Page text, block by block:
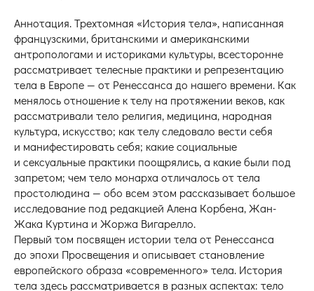
Аннотация. Трехтомная «История тела», написанная
французскими, британскими и американскими
антропологами и историками культуры, всесторонне
рассматривает телесные практики и репрезентацию
тела в Европе — от Ренессанса до нашего времени. Как
менялось отношение к телу на протяжении веков, как
рассматривали тело религия, медицина, народная
культура, искусство; как телу следовало вести себя
и манифестировать себя; какие социальные
и сексуальные практики поощрялись, а какие были под
запретом; чем тело монарха отличалось от тела
простолюдина — обо всем этом рассказывает большое
исследование под редакцией Алена Корбена, Жан-
Жака Куртина и Жоржа Вигарелло.
Первый том посвящен истории тела от Ренессанса
до эпохи Просвещения и описывает становление
европейского образа «современного» тела. История
тела здесь рассматривается в разных аспектах: тело